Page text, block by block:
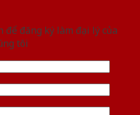
đăng ký làm đại lý của
tôi